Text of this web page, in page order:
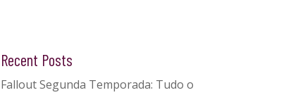
Recent Posts
Fallout Segunda Temporada: Tudo o